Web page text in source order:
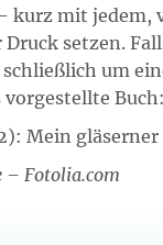
kurz mit jedem,
setzen.
schließlich um
vorgestellte Buch:
Mein
– Fotolia.com